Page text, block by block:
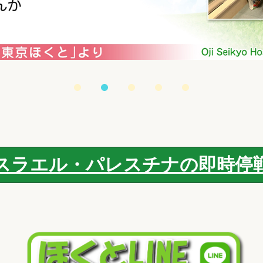
ラエル・パレスチナの即時停